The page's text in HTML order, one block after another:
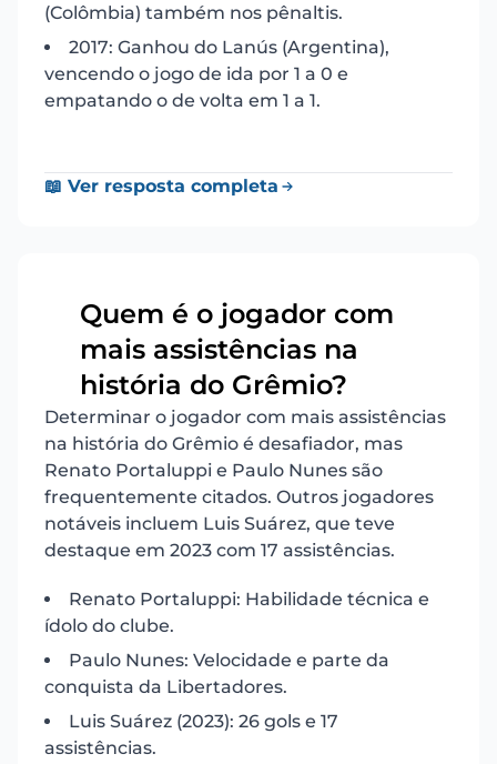
(Colômbia) também nos pênaltis.
2017: Ganhou do Lanús (Argentina),
vencendo o jogo de ida por 1 a 0 e
empatando o de volta em 1 a 1.
📖 Ver resposta completa
Quem é o jogador com
mais assistências na
história do Grêmio?
Determinar o jogador com mais assistências
na história do Grêmio é desafiador, mas
Renato Portaluppi e Paulo Nunes são
frequentemente citados. Outros jogadores
notáveis incluem Luis Suárez, que teve
destaque em 2023 com 17 assistências.
Renato Portaluppi: Habilidade técnica e
ídolo do clube.
Paulo Nunes: Velocidade e parte da
conquista da Libertadores.
Luis Suárez (2023): 26 gols e 17
assistências.